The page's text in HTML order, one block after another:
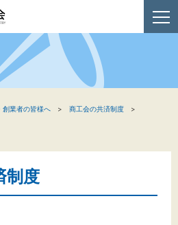
新着情報
機関の方へ
創業者の皆様へ
商工会の共済制度
制度